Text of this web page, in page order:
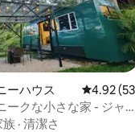
ーハウス レビュー
4.92
ークな小さな家 - ジャン
ビュー
族 · 清潔さ